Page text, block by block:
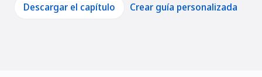
Descargar el capítulo Crear guía personalizada